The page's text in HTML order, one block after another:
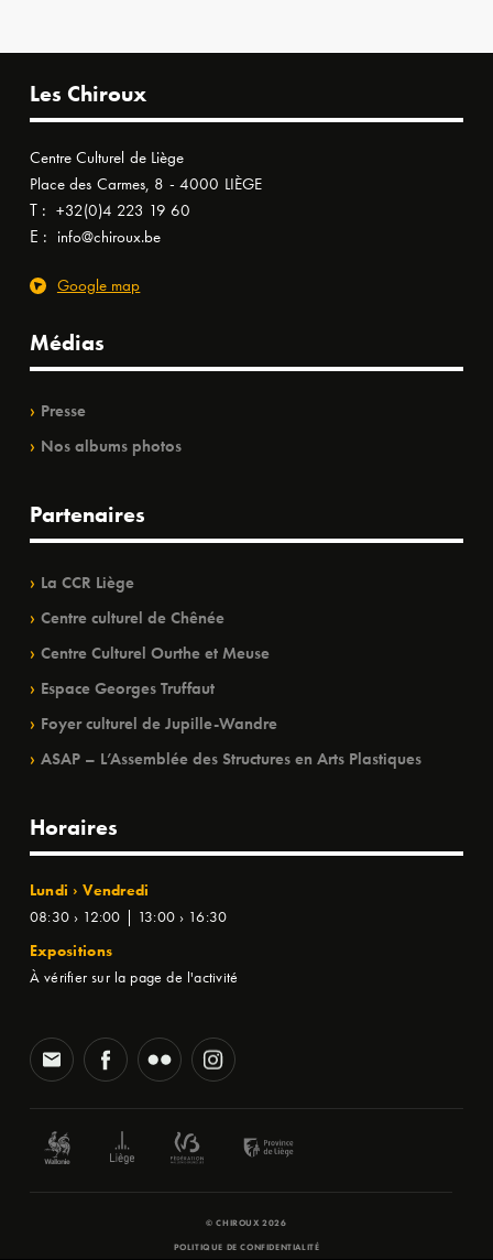
Les Chiroux
Centre Culturel de Liège
Place des Carmes, 8 - 4000 LIÈGE
T : +32(0)4 223 19 60
E : info@chiroux.be
Google map
Médias
Presse
Nos albums photos
Partenaires
La CCR Liège
Centre culturel de Chênée
Centre Culturel Ourthe et Meuse
Espace Georges Truffaut
Foyer culturel de Jupille-Wandre
ASAP – L’Assemblée des Structures en Arts Plastiques
Horaires
Lundi › Vendredi
08:30 › 12:00 | 13:00 › 16:30
Expositions
À vérifier sur la page de l'activité
© CHIROUX 2026
POLITIQUE DE CONFIDENTIALITÉ